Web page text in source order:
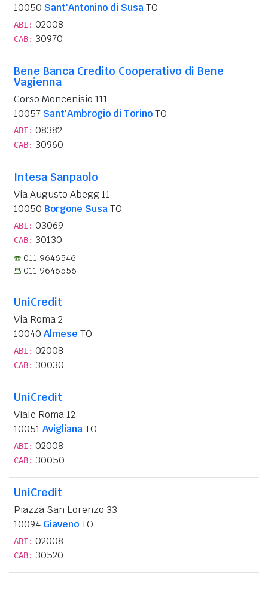
10050 Sant'Antonino di SusaTO
ABI: 02008
CAB: 30970
Bene Banca Credito Cooperativo di Bene
Vagienna
Corso Moncenisio 111
10057 Sant'Ambrogio di TorinoTO
ABI: 08382
CAB: 30960
Intesa Sanpaolo
Via Augusto Abegg 11
10050 Borgone SusaTO
ABI: 03069
CAB: 30130
011 9646546
011 9646556
UniCredit
Via Roma 2
10040 Almese TO
ABI: 02008
CAB: 30030
UniCredit
Viale Roma 12
10051 AviglianaTO
ABI: 02008
CAB: 30050
UniCredit
Piazza San Lorenzo 33
10094 GiavenoTO
ABI: 02008
CAB: 30520